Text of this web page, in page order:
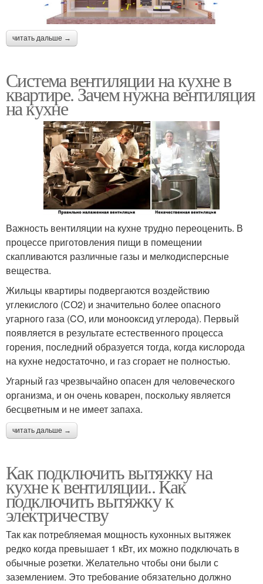
читать дальше →
Система вентиляции на кухне в
квартире. Зачем нужна вентиляция
на кухне
Важность вентиляции на кухне трудно переоценить. В
процессе приготовления пищи в помещении
скапливаются различные газы и мелкодисперсные
вещества.
Жильцы квартиры подвергаются воздействию
углекислого (СО2) и значительно более опасного
угарного газа (CO, или монооксид углерода). Первый
появляется в результате естественного процесса
горения, последний образуется тогда, когда кислорода
на кухне недостаточно, и газ сгорает не полностью.
Угарный газ чрезвычайно опасен для человеческого
организма, и он очень коварен, поскольку является
бесцветным и не имеет запаха.
читать дальше →
Как подключить вытяжку на
кухне к вентиляции.. Как
подключить вытяжку к
электричеству
Так как потребляемая мощность кухонных вытяжек
редко когда превышает 1 кВт, их можно подключать в
обычные розетки. Желательно чтобы они были с
заземлением. Это требование обязательно должно